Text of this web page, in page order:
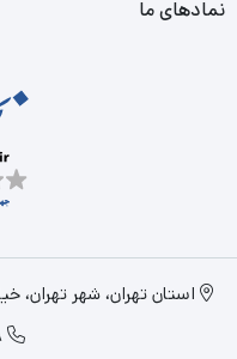
نمادهای ما
استان تهران، شهر تهران،